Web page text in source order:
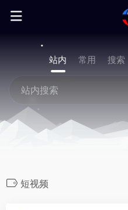
站内 常用 搜索
短视频